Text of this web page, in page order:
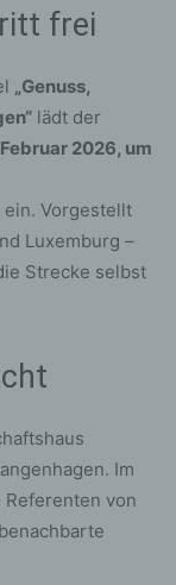
frei
„Genuss,
lädt der
2026, um
ein. Vorgestellt
Luxemburg –
Strecke selbst
Im
von